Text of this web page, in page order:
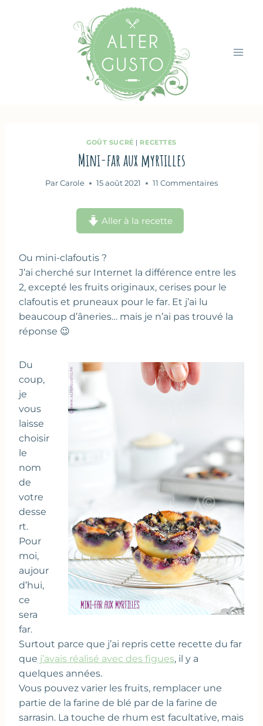
GOÛT SUCRÉ | RECETTES
Mini-far aux myrtilles
Par Carole 15 août 2021 11 Commentaires
Aller à la recette
Ou mini-clafoutis ?
J’ai cherché sur Internet la différence entre les
2, excepté les fruits originaux, cerises pour le
clafoutis et pruneaux pour le far. Et j’ai lu
beaucoup d’âneries… mais je n’ai pas trouvé la
réponse 😉
Du
coup,
je
vous
laisse
choisir
le
nom
de
votre
desse
rt.
Pour
moi,
aujour
d’hui,
ce
sera
far.
Surtout parce que j’ai repris cette recette du far
que j’avais réalisé avec des figues, il y a
quelques années.
Vous pouvez varier les fruits, remplacer une
partie de la farine de blé par de la farine de
sarrasin. La touche de rhum est facultative, mais